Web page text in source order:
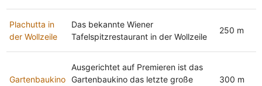
Plachutta in
der Wollzeile
Das bekannte Wiener
Tafelspitzrestaurant in der Wollzeile
250 m
Gartenbaukino
Ausgerichtet auf Premieren ist das
Gartenbaukino das letzte große
300 m